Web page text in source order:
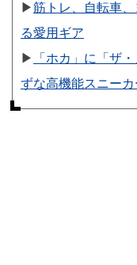
▶︎筋トレ、自転車
る愛用ギア
▶︎
「ホカ」に「ザ
ずな高機能スニーカ